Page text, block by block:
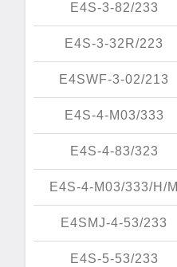
E4S-3-82/233
E4S-3-32R/223
E4SWF-3-02/213
E4S-4-M03/333
E4S-4-83/323
E4S-4-M03/333/H/M
E4SMJ-4-53/233
E4S-5-53/233